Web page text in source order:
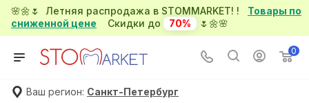
🌸🌼🌷 Летняя распродажа в STOMMARKET! ! Товары по
сниженной цене Скидки до 70% 🌷🌼🌸
0
Ваш регион: Санкт-Петербург